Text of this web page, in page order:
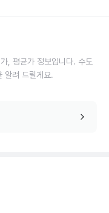
, 평균가 정보입니다. 수도
알려 드릴게요.